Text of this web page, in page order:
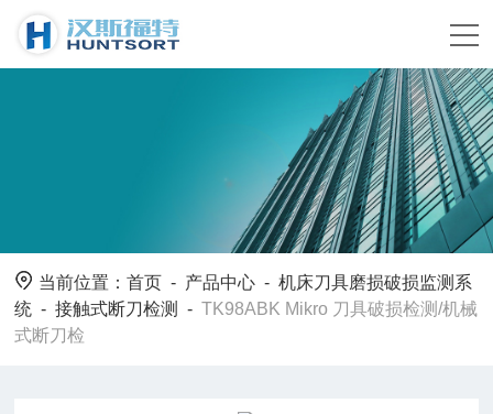
当前位置：首页 - 产品中心 -机床刀具磨损破损监测系
统 -接触式断刀检测 -TK98ABK Mikro 刀具破损检测/机械
式断刀检